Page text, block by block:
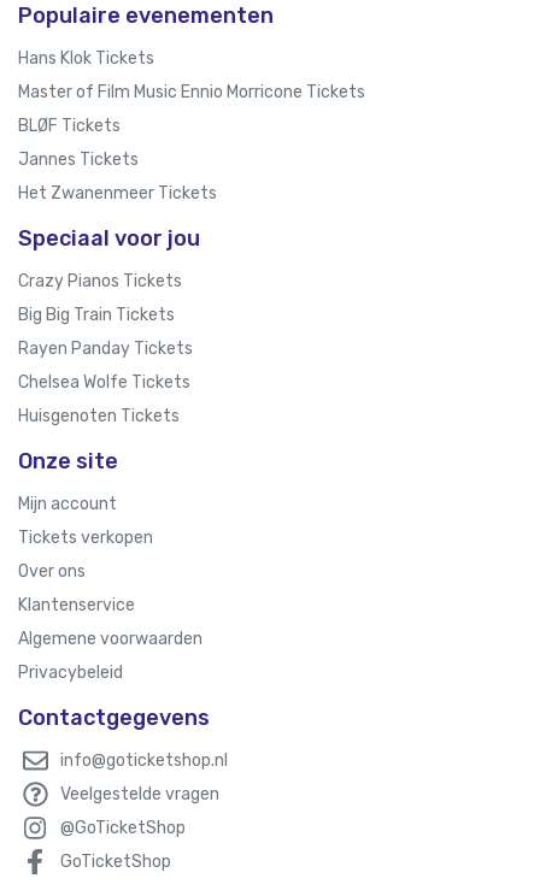
Populaire evenementen
Hans Klok Tickets
Master of Film Music Ennio Morricone Tickets
BLØF Tickets
Jannes Tickets
Het Zwanenmeer Tickets
Speciaal voor jou
Crazy Pianos Tickets
Big Big Train Tickets
Rayen Panday Tickets
Chelsea Wolfe Tickets
Huisgenoten Tickets
Onze site
Mijn account
Tickets verkopen
Over ons
Klantenservice
Algemene voorwaarden
Privacybeleid
Contactgegevens
info@goticketshop.nl
Veelgestelde vragen
@GoTicketShop
GoTicketShop